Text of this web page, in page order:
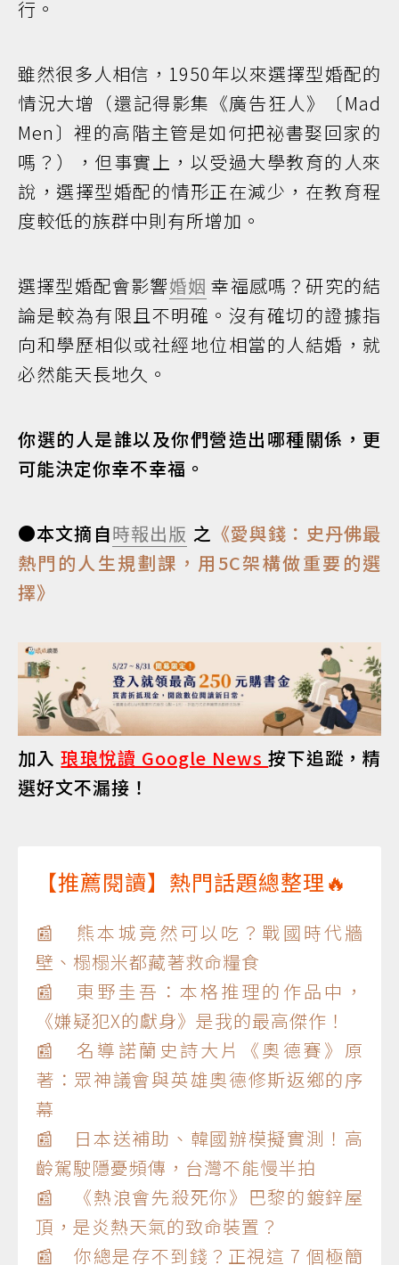
行。
雖然很多人相信，1950年以來選擇型婚配的
情況大增（還記得影集《廣告狂人》〔Mad
Men〕裡的高階主管是如何把祕書娶回家的
嗎？），但事實上，以受過大學教育的人來
說，選擇型婚配的情形正在減少，在教育程
度較低的族群中則有所增加。
選擇型婚配會影響婚姻 幸福感嗎？研究的結
論是較為有限且不明確。沒有確切的證據指
向和學歷相似或社經地位相當的人結婚，就
必然能天長地久。
你選的人是誰以及你們營造出哪種關係，更
可能決定你幸不幸福。
●本文摘自時報出版 之 《愛與錢：史丹佛最
熱門的人生規劃課，用5C架構做重要的選
擇》
加入琅琅悅讀 Google News按下追蹤，精
選好文不漏接！
【推薦閱讀】熱門話題總整理🔥
📰 熊本城竟然可以吃？戰國時代牆
壁、榻榻米都藏著救命糧食
📰 東野圭吾：本格推理的作品中，
《嫌疑犯X的獻身》是我的最高傑作！
📰 名導諾蘭史詩大片《奧德賽》原
著：眾神議會與英雄奧德修斯返鄉的序
幕
📰 日本送補助、韓國辦模擬實測！高
齡駕駛隱憂頻傳，台灣不能慢半拍
📰 《熱浪會先殺死你》巴黎的鍍鋅屋
頂，是炎熱天氣的致命裝置？
📰 你總是存不到錢？正視這 7 個極簡